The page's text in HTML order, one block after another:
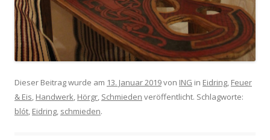
Dieser Beitrag wurde am 13. Januar 2019von ING in Eidring, Feuer
& Eis, Handwerk, Hörgr, Schmieden veröffentlicht. Schlagworte:
blót, Eidring, schmieden.